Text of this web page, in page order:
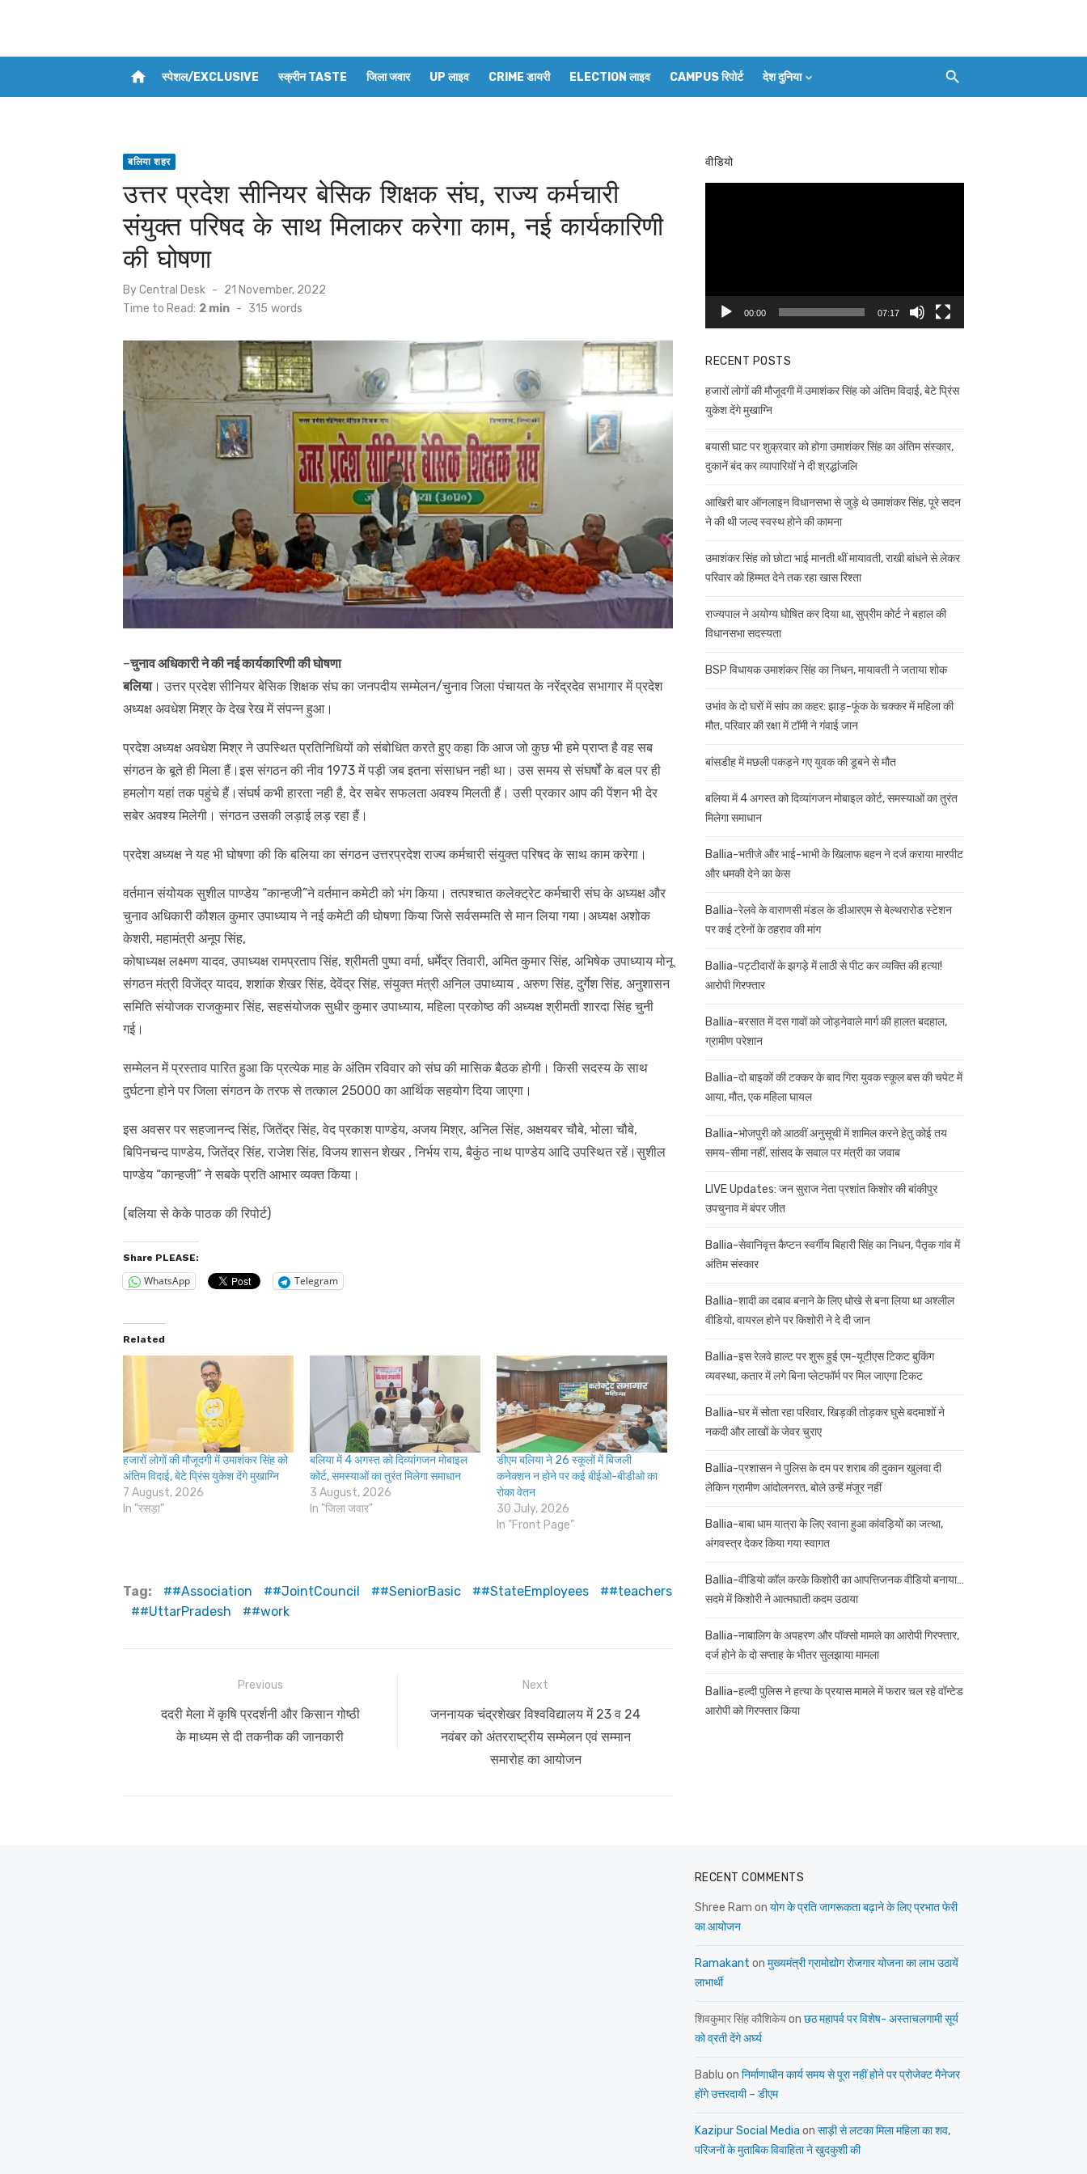
home स्पेशल/EXCLUSIVE स्क्रीन TASTE जिला जवार UP लाइव CRIME डायरी ELECTION लाइव CAMPUS रिपोर्ट देश दुनिया
बलिया शहर
उत्तर प्रदेश सीनियर बेसिक शिक्षक संघ, राज्य कर्मचारी
संयुक्त परिषद के साथ मिलाकर करेगा काम, नई कार्यकारिणी
की घोषणा
ByCentral Desk
Posted
on
21 November, 2022
Time to Read: 2 min - 315 words
–चुनाव अधिकारी ने की नई कार्यकारिणी की घोषणा
बलिया। उत्तर प्रदेश सीनियर बेसिक शिक्षक संघ का जनपदीय सम्मेलन/चुनाव जिला पंचायत के नरेंद्रदेव सभागार में प्रदेश
अध्यक्ष अवधेश मिश्र के देख रेख में संपन्न हुआ।
प्रदेश अध्यक्ष अवधेश मिश्र ने उपस्थित प्रतिनिधियों को संबोधित करते हुए कहा कि आज जो कुछ भी हमे प्राप्त है वह सब
संगठन के बूते ही मिला हैं।इस संगठन की नीव 1973 में पड़ी जब इतना संसाधन नही था। उस समय से संघर्षों के बल पर ही
हमलोग यहां तक पहुंचे हैं।संघर्ष कभी हारता नही है, देर सबेर सफलता अवश्य मिलती हैं। उसी प्रकार आप की पेंशन भी देर
सबेर अवश्य मिलेगी। संगठन उसकी लड़ाई लड़ रहा हैं।
प्रदेश अध्यक्ष ने यह भी घोषणा की कि बलिया का संगठन उत्तरप्रदेश राज्य कर्मचारी संयुक्त परिषद के साथ काम करेगा।
वर्तमान संयोयक सुशील पाण्डेय “कान्हजी”ने वर्तमान कमेटी को भंग किया। तत्पश्चात कलेक्ट्रेट कर्मचारी संघ के अध्यक्ष और
चुनाव अधिकारी कौशल कुमार उपाध्याय ने नई कमेटी की घोषणा किया जिसे सर्वसम्मति से मान लिया गया।अध्यक्ष अशोक
केशरी, महामंत्री अनूप सिंह,
कोषाध्यक्ष लक्ष्मण यादव, उपाध्यक्ष रामप्रताप सिंह, श्रीमती पुष्पा वर्मा, धर्मेंद्र तिवारी, अमित कुमार सिंह, अभिषेक उपाध्याय मोनू
संगठन मंत्री विजेंद्र यादव, शशांक शेखर सिंह, देवेंद्र सिंह, संयुक्त मंत्री अनिल उपाध्याय , अरुण सिंह, दुर्गेश सिंह, अनुशासन
समिति संयोजक राजकुमार सिंह, सहसंयोजक सुधीर कुमार उपाध्याय, महिला प्रकोष्ठ की अध्यक्ष श्रीमती शारदा सिंह चुनी
गई।
सम्मेलन में प्रस्ताव पारित हुआ कि प्रत्येक माह के अंतिम रविवार को संघ की मासिक बैठक होगी। किसी सदस्य के साथ
दुर्घटना होने पर जिला संगठन के तरफ से तत्काल 25000 का आर्थिक सहयोग दिया जाएगा।
इस अवसर पर सहजानन्द सिंह, जितेंद्र सिंह, वेद प्रकाश पाण्डेय, अजय मिश्र, अनिल सिंह, अक्षयबर चौबे, भोला चौबे,
बिपिनचन्द पाण्डेय, जितेंद्र सिंह, राजेश सिंह, विजय शासन शेखर , निर्भय राय, बैकुंठ नाथ पाण्डेय आदि उपस्थित रहें।सुशील
पाण्डेय “कान्हजी” ने सबके प्रति आभार व्यक्त किया।
(बलिया से केके पाठक की रिपोर्ट)
Share PLEASE:
WhatsApp Telegram
Related
हजारों लोगों की मौजूदगी में उमाशंकर सिंह को
अंतिम विदाई, बेटे प्रिंस युकेश देंगे मुखाग्नि
7 August, 2026
In "रसड़ा"
बलिया में 4 अगस्त को दिव्यांगजन मोबाइल
कोर्ट, समस्याओं का तुरंत मिलेगा समाधान
3 August, 2026
In "जिला जवार"
डीएम बलिया ने 26 स्कूलों में बिजली
कनेक्शन न होने पर कई बीईओ-बीडीओ का
रोका वेतन
30 July, 2026
In "Front Page"
Tag: #Association #JointCouncil #SeniorBasic #StateEmployees
#teachers
#UttarPradesh
#work
navigation
Previous
Previous
post:
ददरी मेला में कृषि प्रदर्शनी और किसान गोष्ठी
के माध्यम से दी तकनीक की जानकारी
Next
Next
post:
जननायक चंद्रशेखर विश्वविद्यालय में 23 व 24
नवंबर को अंतरराष्ट्रीय सम्मेलन एवं सम्मान
समारोह का आयोजन
वीडियो
00:00 07:17
RECENT POSTS
हजारों लोगों की मौजूदगी में उमाशंकर सिंह को अंतिम विदाई, बेटे प्रिंस
युकेश देंगे मुखाग्नि
बयासी घाट पर शुक्रवार को होगा उमाशंकर सिंह का अंतिम संस्कार,
दुकानें बंद कर व्यापारियों ने दी श्रद्धांजलि
आखिरी बार ऑनलाइन विधानसभा से जुड़े थे उमाशंकर सिंह, पूरे सदन
ने की थी जल्द स्वस्थ होने की कामना
उमाशंकर सिंह को छोटा भाई मानती थीं मायावती, राखी बांधने से लेकर
परिवार को हिम्मत देने तक रहा खास रिश्ता
राज्यपाल ने अयोग्य घोषित कर दिया था, सुप्रीम कोर्ट ने बहाल की
विधानसभा सदस्यता
BSP विधायक उमाशंकर सिंह का निधन, मायावती ने जताया शोक
उभांव के दो घरों में सांप का कहर: झाड़-फूंक के चक्कर में महिला की
मौत, परिवार की रक्षा में टॉमी ने गंवाई जान
बांसडीह में मछली पकड़ने गए युवक की डूबने से मौत
बलिया में 4 अगस्त को दिव्यांगजन मोबाइल कोर्ट, समस्याओं का तुरंत
मिलेगा समाधान
Ballia-भतीजे और भाई-भाभी के खिलाफ बहन ने दर्ज कराया मारपीट
और धमकी देने का केस
Ballia-रेलवे के वाराणसी मंडल के डीआरएम से बेल्थरारोड स्टेशन
पर कई ट्रेनों के ठहराव की मांग
Ballia-पट्टीदारों के झगड़े में लाठी से पीट कर व्यक्ति की हत्या!
आरोपी गिरफ्तार
Ballia-बरसात में दस गावों को जोड़नेवाले मार्ग की हालत बदहाल,
ग्रामीण परेशान
Ballia-दो बाइकों की टक्कर के बाद गिरा युवक स्कूल बस की चपेट में
आया, मौत, एक महिला घायल
Ballia-भोजपुरी को आठवीं अनुसूची में शामिल करने हेतु कोई तय
समय-सीमा नहीं, सांसद के सवाल पर मंत्री का जवाब
LIVE Updates: जन सुराज नेता प्रशांत किशोर की बांकीपुर
उपचुनाव में बंपर जीत
Ballia-सेवानिवृत्त कैप्टन स्वर्गीय बिहारी सिंह का निधन, पैतृक गांव में
अंतिम संस्कार
Ballia-शादी का दबाव बनाने के लिए धोखे से बना लिया था अश्लील
वीडियो, वायरल होने पर किशोरी ने दे दी जान
Ballia-इस रेलवे हाल्ट पर शुरू हुई एम-यूटीएस टिकट बुकिंग
व्यवस्था, कतार में लगे बिना प्लेटफॉर्म पर मिल जाएगा टिकट
Ballia-घर में सोता रहा परिवार, खिड़की तोड़कर घुसे बदमाशों ने
नकदी और लाखों के जेवर चुराए
Ballia-प्रशासन ने पुलिस के दम पर शराब की दुकान खुलवा दी
लेकिन ग्रामीण आंदोलनरत, बोले उन्हें मंजूर नहीं
Ballia-बाबा धाम यात्रा के लिए रवाना हुआ कांवड़ियों का जत्था,
अंगवस्त्र देकर किया गया स्वागत
Ballia-वीडियो कॉल करके किशोरी का आपत्तिजनक वीडियो बनाया…
सदमे में किशोरी ने आत्मघाती कदम उठाया
Ballia-नाबालिग के अपहरण और पॉक्सो मामले का आरोपी गिरफ्तार,
दर्ज होने के दो सप्ताह के भीतर सुलझाया मामला
Ballia-हल्दी पुलिस ने हत्या के प्रयास मामले में फरार चल रहे वॉन्टेड
आरोपी को गिरफ्तार किया
RECENT COMMENTS
Shree Ram on योग के प्रति जागरूकता बढ़ाने के लिए प्रभात फेरी
का आयोजन
Ramakant on मुख्यमंत्री ग्रामोद्योग रोजगार योजना का लाभ उठायें
लाभार्थी
शिवकुमार सिंह कौशिकेयon छठ महापर्व पर विशेष- अस्ताचलगामी सूर्य
को व्रती देंगे अर्घ्य
Bablu on निर्माणाधीन कार्य समय से पूरा नहीं होने पर प्रोजेक्ट मैनेजर
होंगे उत्तरदायी – डीएम
Kazipur Social Media on साड़ी से लटका मिला महिला का शव,
परिजनों के मुताबिक विवाहिता ने खुदकुशी की